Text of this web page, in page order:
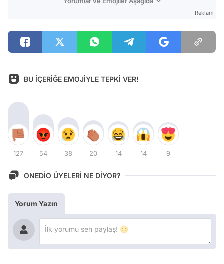
Reklam
BU İÇERİĞE EMOJİYLE TEPKİ VER!
127 54 38 20 14 14 9
ONEDİO ÜYELERİ NE DİYOR?
Yorum Yazın